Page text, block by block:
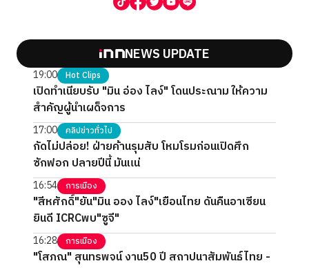
NEWS UPDATE
19:00 Hot Clips
เปิดทำเนียบรับ "มิน อ่อง ไลง์" โดนประณาม ให้ความ
สำคัญผู้นำเผด็จการ
17:00 คลิปข่าวทั่วไป
กัดไม่ปล่อย! ฝ่ายค้านรุมสับ โหมโรมก่อนเปิดศึก
ซักฟอก ปลายปีนี้ มันแน่
16:54 การเมือง
"สีหศักดิ์"ยัน"มิน ออง ไลง์"เยือนไทย ดันคืนอาเซียน
ยินดี ICRCพบ"ซูจี"
16:28 การเมือง
"โสภณ" สุนทรพจน์ งาน50 ปี สถาปนาสัมพันธ์ไทย -